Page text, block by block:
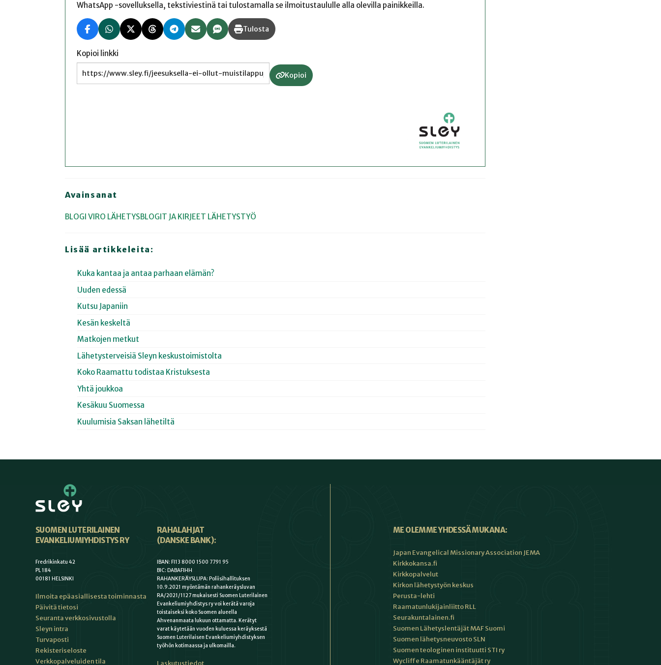
WhatsApp -sovelluksella, tekstiviestinä tai tulostamalla se ilmoitustaululle alla olevilla painikkeilla.
Tulosta
Kopioi linkki
Kopioi
Avainsanat
BLOGI VIRO LÄHETYSBLOGIT JA KIRJEET LÄHETYSTYÖ
Lisää artikkeleita:
Kuka kantaa ja antaa parhaan elämän?
Uuden edessä
Kutsu Japaniin
Kesän keskeltä
Matkojen metkut
Lähetysterveisiä Sleyn keskustoimistolta
Koko Raamattu todistaa Kristuksesta
Yhtä joukkoa
Kesäkuu Suomessa
Kuulumisia Saksan lähetiltä
SUOMEN LUTERILAINEN
EVANKELIUMIYHDISTYS RY
Fredrikinkatu 42
PL 184
00181 HELSINKI
Ilmoita epäasiallisesta toiminnasta
Päivitä tietosi
Seuranta verkkosivustolla
Sleyn intra
Turvaposti
Rekisteriseloste
Verkkopalveluiden tila
RAHALAHJAT
(DANSKE BANK):
IBAN: FI13 8000 1500 7791 95
BIC: DABAFIHH
RAHANKERÄYSLUPA: Poliisihallituksen
10.9.2021 myöntämän rahankeräysluvan
RA/2021/1127 mukaisesti Suomen Luterilainen
Evankeliumiyhdistys ry voi kerätä varoja
toistaiseksi koko Suomen alueella
Ahvenanmaata lukuun ottamatta. Kerätyt
varat käytetään vuoden kuluessa keräyksestä
Suomen Luterilaisen Evankeliumiyhdistyksen
työhön kotimaassa ja ulkomailla.
Laskutustiedot
ME OLEMME YHDESSÄ MUKANA:
Japan Evangelical Missionary Association JEMA
Kirkkokansa.fi
Kirkkopalvelut
Kirkon lähetystyön keskus
Perusta-lehti
Raamatunlukijainliitto RLL
Seurakuntalainen.fi
Suomen Lähetyslentäjät MAF Suomi
Suomen lähetysneuvosto SLN
Suomen teologinen instituutti STI ry
Wycliffe Raamatunkääntäjät ry